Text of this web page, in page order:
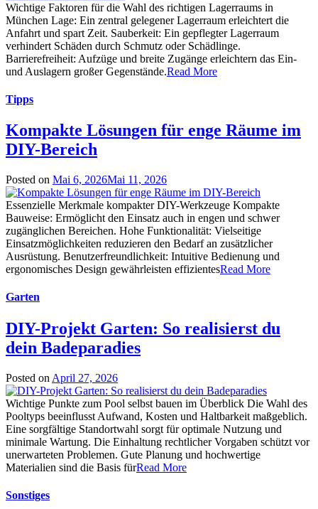
Wichtige Faktoren für die Wahl des richtigen Lagerraums in
München Lage: Ein zentral gelegener Lagerraum erleichtert die
Anfahrt und spart Zeit. Sauberkeit: Ein gepflegter Lagerraum
verhindert Schäden durch Schmutz oder Schädlinge.
Barrierefreiheit: Aufzüge und breite Zugänge erleichtern das Ein-
und Auslagern großer Gegenstände.Read More
Tipps
Kompakte Lösungen für enge Räume im
DIY-Bereich
Posted on Mai 6, 2026Mai 11, 2026
Essenzielle Merkmale kompakter DIY-Werkzeuge Kompakte
Bauweise: Ermöglicht den Einsatz auch in engen und schwer
zugänglichen Bereichen. Hohe Funktionalität: Vielseitige
Einsatzmöglichkeiten reduzieren den Bedarf an zusätzlicher
Ausrüstung. Benutzerfreundlichkeit: Intuitive Bedienung und
ergonomisches Design gewährleisten effizientesRead More
Garten
DIY-Projekt Garten: So realisierst du
dein Badeparadies
Posted on April 27, 2026
Wichtige Punkte zum Pool selbst bauen im Überblick Die Wahl des
Pooltyps beeinflusst Aufwand, Kosten und Haltbarkeit maßgeblich.
Eine sorgfältige Standortwahl sorgt für optimale Nutzung und
minimale Wartung. Die Einhaltung rechtlicher Vorgaben schützt vor
unerwarteten Problemen. Gute Planung und hochwertige
Materialien sind die Basis fürRead More
Sonstiges